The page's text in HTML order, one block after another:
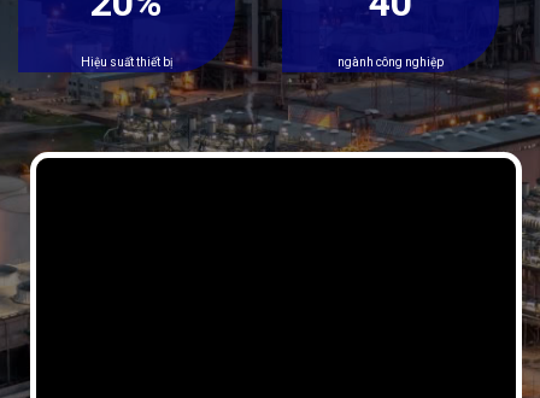
Hiệu suất thiết bị ngành công nghiệp